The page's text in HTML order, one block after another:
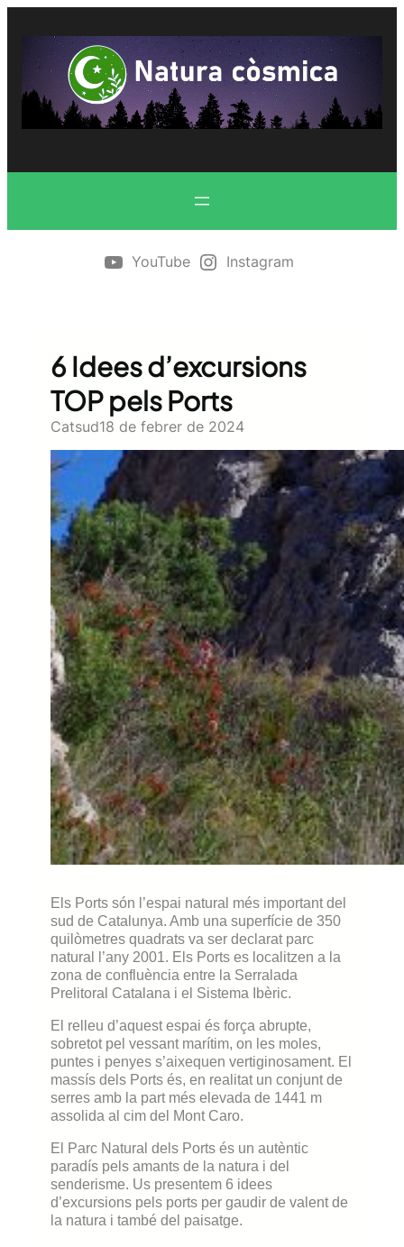
contingut
YouTube Instagram
6 Idees d’excursions
TOP pels Ports
Catsud18 de febrer de 2024
Els Ports són l’espai natural més important del
sud de Catalunya. Amb una superfície de 350
quilòmetres quadrats va ser declarat parc
natural l’any 2001. Els Ports es localitzen a la
zona de confluència entre la Serralada
Prelitoral Catalana i el Sistema Ibèric.
El relleu d’aquest espai és força abrupte,
sobretot pel vessant marítim, on les moles,
puntes i penyes s’aixequen vertiginosament. El
massís dels Ports és, en realitat un conjunt de
serres amb la part més elevada de 1441 m
assolida al cim del Mont Caro.
El Parc Natural dels Ports és un autèntic
paradís pels amants de la natura i del
senderisme. Us presentem 6 idees
d’excursions pels ports per gaudir de valent de
la natura i també del paisatge.